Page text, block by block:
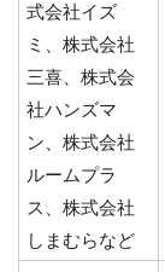
式会社イズ
ミ、株式会社
三喜、株式会
社ハンズマ
ン、株式会社
ルームプラ
ス、株式会社
しまむらなど